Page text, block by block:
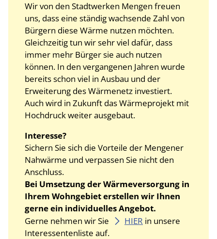
Wir von den Stadtwerken Mengen freuen
uns, dass eine ständig wachsende Zahl von
Bürgern diese Wärme nutzen möchten.
Gleichzeitig tun wir sehr viel dafür, dass
immer mehr Bürger sie auch nutzen
können. In den vergangenen Jahren wurde
bereits schon viel in Ausbau und der
Erweiterung des Wärmenetz investiert.
Auch wird in Zukunft das Wärmeprojekt mit
Hochdruck weiter ausgebaut.
Interesse?
Sichern Sie sich die Vorteile der Mengener
Nahwärme und verpassen Sie nicht den
Anschluss.
Bei Umsetzung der Wärmeversorgung in
Ihrem Wohngebiet erstellen wir Ihnen
gerne ein individuelles Angebot.
Gerne nehmen wir Sie
HIER in unsere
Interessentenliste auf.